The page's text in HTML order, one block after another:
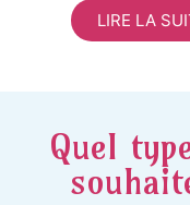
LIRE LA
Quel